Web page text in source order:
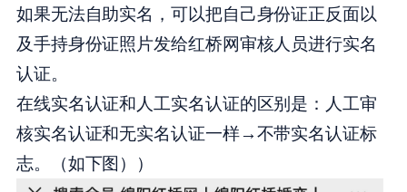
如果无法自助实名，可以把自己身份证正反面以
及手持身份证照片发给红桥网审核人员进行实名
认证。
在线实名认证和人工实名认证的区别是：人工审
核实名认证和无实名认证一样→不带实名认证标
志。（如下图））